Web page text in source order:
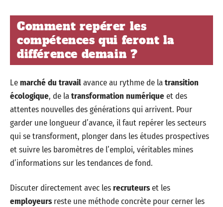
Comment repérer les
compétences qui feront la
différence demain ?
Lemarché du travailavance au rythme de latransition
écologique, de latransformation numériqueet des
attentes nouvelles des générations qui arrivent. Pour
garder une longueur d’avance, il faut repérer les secteurs
qui se transforment, plonger dans les études prospectives
et suivre les baromètres de l’emploi, véritables mines
d’informations sur les tendances de fond.
Discuter directement avec lesrecruteurset les
employeursreste une méthode concrète pour cerner les